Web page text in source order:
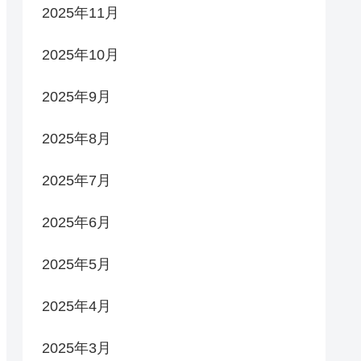
2025年11月
2025年10月
2025年9月
2025年8月
2025年7月
2025年6月
2025年5月
2025年4月
2025年3月